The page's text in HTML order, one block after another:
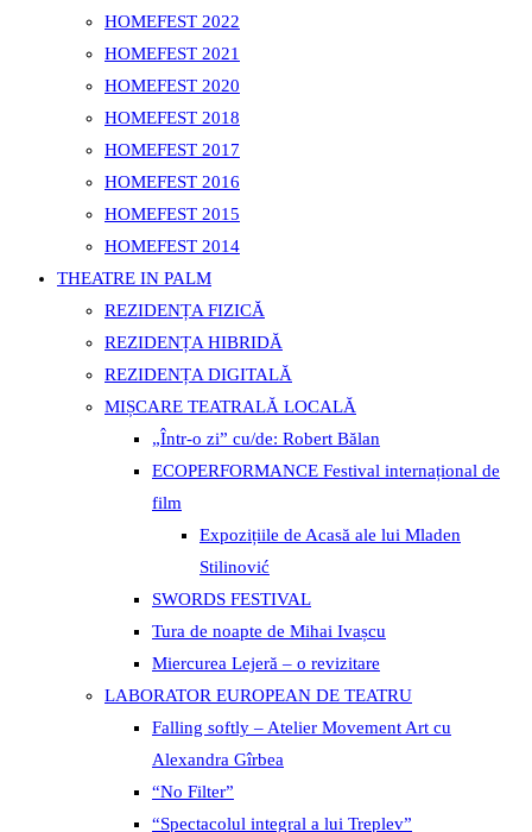
HOMEFEST 2022
HOMEFEST 2021
HOMEFEST 2020
HOMEFEST 2018
HOMEFEST 2017
HOMEFEST 2016
HOMEFEST 2015
HOMEFEST 2014
THEATRE IN PALM
REZIDENȚA FIZICĂ
REZIDENȚA HIBRIDĂ
REZIDENȚA DIGITALĂ
MIȘCARE TEATRALĂ LOCALĂ
„Într-o zi” cu/de: Robert Bălan
ECOPERFORMANCE Festival internațional de
film
Expozițiile de Acasă ale lui Mladen
Stilinović
SWORDS FESTIVAL
Tura de noapte de Mihai Ivașcu
Miercurea Lejeră – o revizitare
LABORATOR EUROPEAN DE TEATRU
Falling softly – Atelier Movement Art cu
Alexandra Gîrbea
“No Filter”
“Spectacolul integral a lui Treplev”